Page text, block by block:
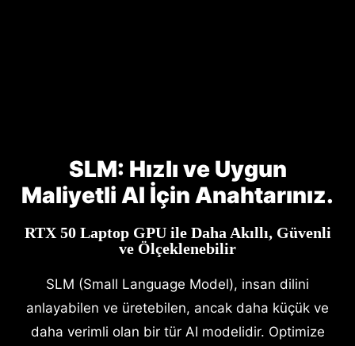
SLM: Hızlı ve Uygun
Maliyetli AI İçin Anahtarınız.
RTX 50 Laptop GPU ile Daha Akıllı, Güvenli
ve Ölçeklenebilir
SLM (Small Language Model), insan dilini
anlayabilen ve üretebilen, ancak daha küçük ve
daha verimli olan bir tür AI modelidir. Optimize